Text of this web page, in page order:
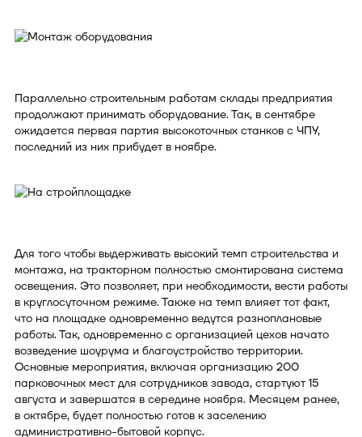
Параллельно строительным работам склады предприятия
продолжают принимать оборудование. Так, в сентябре
ожидается первая партия высокоточных станков с ЧПУ,
последний из них прибудет в ноябре.
Для того чтобы выдерживать высокий темп строительства и
монтажа, на тракторном полностью смонтирована система
освещения. Это позволяет, при необходимости, вести работы
в круглосуточном режиме. Также на темп влияет тот факт,
что на площадке одновременно ведутся разноплановые
работы. Так, одновременно с организацией цехов начато
возведение шоурума и благоустройство территории.
Основные мероприятия, включая организацию 200
парковочных мест для сотрудников завода, стартуют 15
августа и завершатся в середине ноября. Месяцем ранее,
в октябре, будет полностью готов к заселению
административно-бытовой корпус.